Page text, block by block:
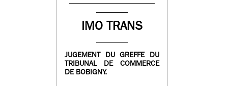
IMO TRANS
JUGEMENT DU GREFFE DU
TRIBUNAL DE COMMERCE
DE BOBIGNY.